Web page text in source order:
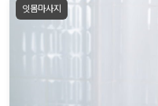
잇몸마사지